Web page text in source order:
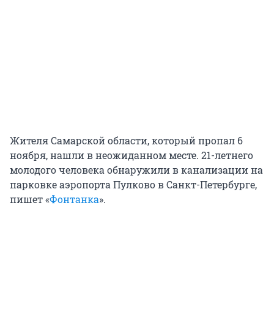
Жителя Самарской области, который пропал 6
ноября, нашли в неожиданном месте. 21-летнего
молодого человека обнаружили в канализации на
парковке аэропорта Пулково в Санкт-Петербурге,
пишет «Фонтанка».